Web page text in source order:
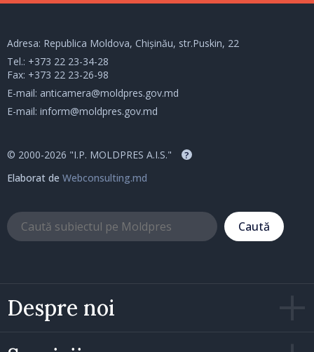
Despre noi
Adresa: Republica Moldova, Chișinău, str.Puskin, 22
Tel.: +373 22 23-34-28
Fax: +373 22 23-26-98
E-mail: anticamera@moldpres.gov.md
E-mail: inform@moldpres.gov.md
© 2000-2026 "I.P. MOLDPRES A.I.S." ?
Elaborat de Webconsulting.md
Caută